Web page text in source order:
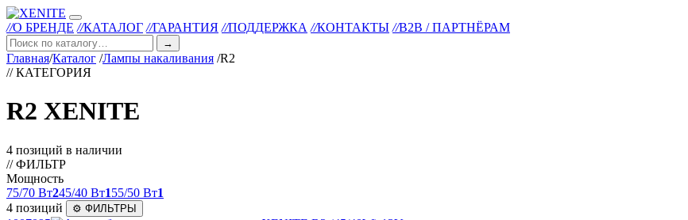
//О БРЕНДЕ //КАТАЛОГ //ГАРАНТИЯ //ПОДДЕРЖКА //КОНТАКТЫ //B2B / ПАРТНЁРАМ
→
Главная/Каталог /Лампы накаливания /R2
// КАТЕГОРИЯ
R2 XENITE
4 позиций в наличии
// ФИЛЬТР
Мощность
75/70 Вт245/40 Вт155/50 Вт1
4 позиций
⚙ ФИЛЬТРЫ